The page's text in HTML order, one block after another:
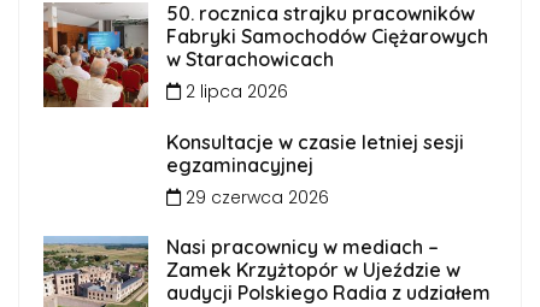
50. rocznica strajku pracowników
Fabryki Samochodów Ciężarowych
w Starachowicach
2 lipca 2026
Konsultacje w czasie letniej sesji
egzaminacyjnej
29 czerwca 2026
Nasi pracownicy w mediach –
Zamek Krzyżtopór w Ujeździe w
audycji Polskiego Radia z udziałem